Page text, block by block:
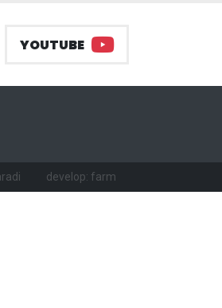
YOUTUBE
develop: farm